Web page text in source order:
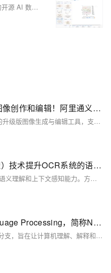
Data Formulator 是微软研究院推出的开源 AI 数据可视化工具，结合图形化界面和自然语言输入，帮助用户快速创建复杂的可视化图表。
ACE++：输入想法就能完成图像创作和编辑！阿里通义推出新版自然语言驱动的图像生成与编辑工具
ACE++ 是阿里巴巴通义实验室推出的升级版图像生成与编辑工具，支持多种任务，如高质量人物肖像生成、主题一致性保持和局部图像编辑。
如何结合NLP（自然语言处理）技术提升OCR系统的语义理解和上下文感知能力？
通过结合NLP技术，提升OCR系统的语义理解和上下文感知能力。方法包括集成NLP模块、文本预处理、语义特征提取、上下文推理及引入领域知识库。代码示例展示了如何使用Tesseract进行OCR识别，并通过BERT模型进行语义理解和纠错，最终提高文本识别的准确性。相关API如医疗电子发票验真、车险保单识别等可进一步增强应用效果。
自然语言处理（Natural Language Processing，简称NLP）
自然语言处理（NLP）是人工智能的分支，旨在让计算机理解、解释和生成人类语言。NLP的关键技术和应用包括语言模型、词嵌入、文本分类、命名实体识别、机器翻译、文本摘要、问答系统、情感分析、对话系统、文本生成和知识图谱等。随着深度学习的发展，NLP的应用日益广泛且效果不断提升。